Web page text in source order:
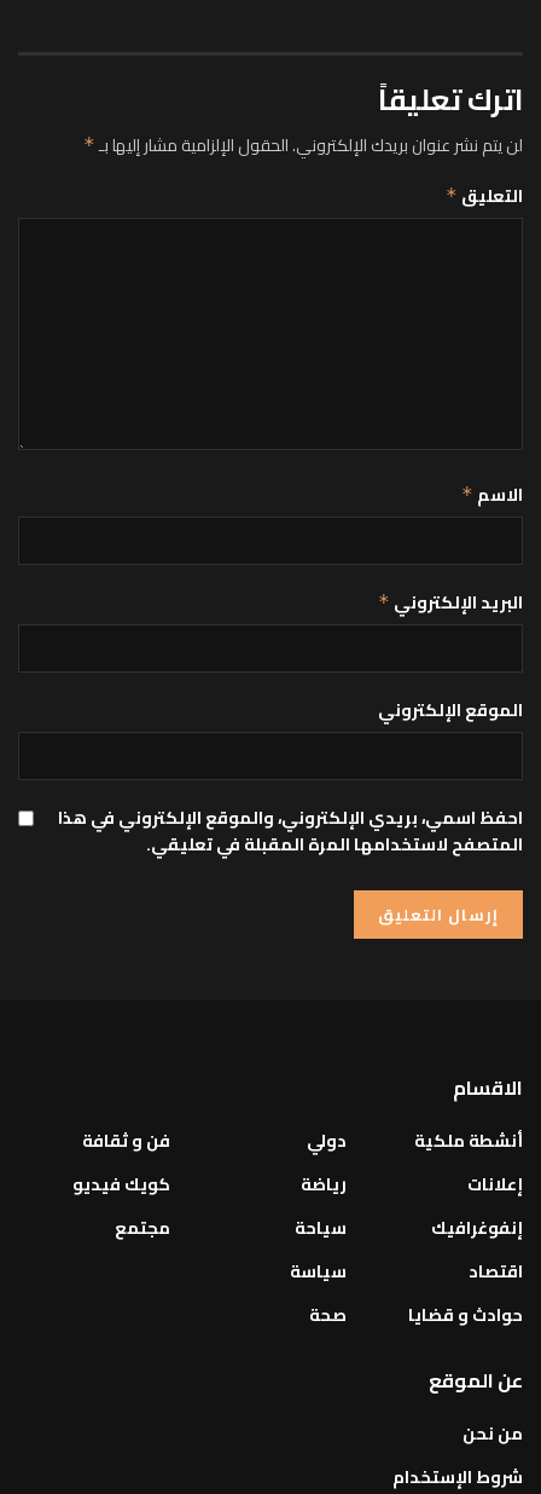
اترك تعليقاً
لن يتم نشر عنوان بريدك الإلكتروني.الحقول الإلزامية مشار إليها بـ*
التعليق *
الاسم *
البريد الإلكتروني *
الموقع الإلكتروني
احفظ اسمي، بريدي الإلكتروني، والموقع الإلكتروني في هذا
المتصفح لاستخدامها المرة المقبلة في تعليقي.
الاقسام
أنشطة ملكية
إعلانات
إنفوغرافيك
اقتصاد
حوادث و قضايا
دولي
رياضة
سياحة
سياسة
صحة
فن و ثقافة
كويك فيديو
مجتمع
عن الموقع
من نحن
شروط الإستخدام